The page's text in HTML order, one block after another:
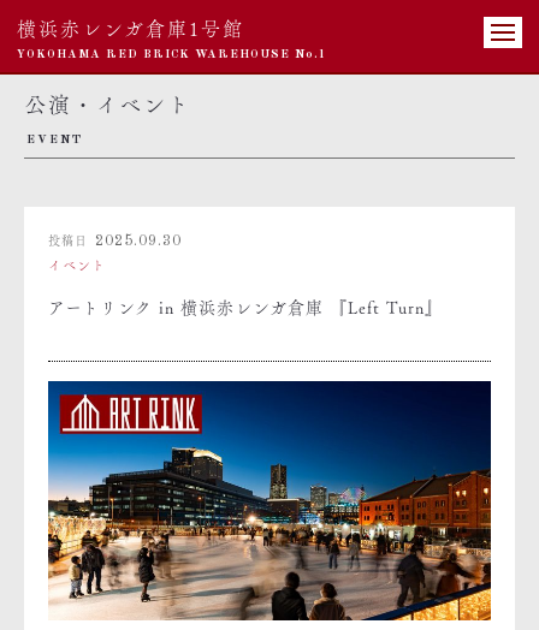
横浜赤レンガ倉庫1号館
YOKOHAMA RED BRICK WAREHOUSE No.1
公演・イベント
EVENT
投稿日 2025.09.30
イベント
アートリンク in 横浜赤レンガ倉庫 『Left Turn』